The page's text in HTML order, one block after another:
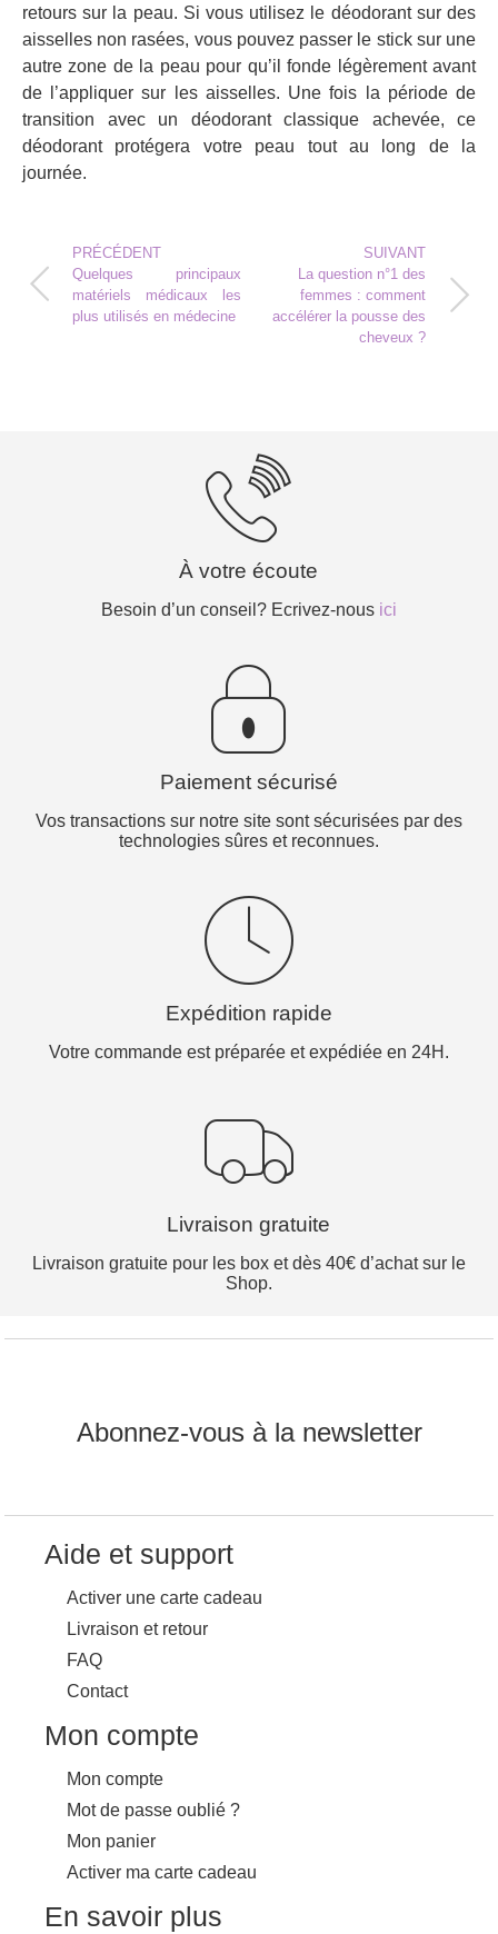
retours sur la peau. Si vous utilisez le déodorant sur des
aisselles non rasées, vous pouvez passer le stick sur une
autre zone de la peau pour qu’il fonde légèrement avant
de l’appliquer sur les aisselles. Une fois la période de
transition avec un déodorant classique achevée, ce
déodorant protégera votre peau tout au long de la
journée.
PRÉCÉDENT
Quelques principaux
matériels médicaux les
plus utilisés en médecine
SUIVANT
La question n°1 des
femmes : comment
accélérer la pousse des
cheveux ?
À votre écoute
Besoin d’un conseil? Ecrivez-nous ici
Paiement sécurisé
Vos transactions sur notre site sont sécurisées par des
technologies sûres et reconnues.
Expédition rapide
Votre commande est préparée et expédiée en 24H.
Livraison gratuite
Livraison gratuite pour les box et dès 40€ d’achat sur le
Shop.
Abonnez-vous à la newsletter
Aide et support
Activer une carte cadeau
Livraison et retour
FAQ
Contact
Mon compte
Mon compte
Mot de passe oublié ?
Mon panier
Activer ma carte cadeau
En savoir plus